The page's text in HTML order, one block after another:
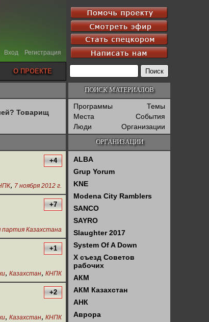
Вход Регистрация
О ПРОЕКТЕ
Товарищ
+4
, 7 ноября 2012 г.
+7
партия Казахстана
+1
, Казахстан, КНПК
+2
, Казахстан, КНПК
ПОИСК МАТЕРИАЛОВ
Программы
Темы
Места
События
Люди
Организации
ОРГАНИЗАЦИИ
ALBA
Grup Yorum
KNE
Modena City Ramblers
SANCO
SAYRO
Slaughter 2017
System Of A Down
X съезд Советов
рабочих
АКМ
АКМ Казахстан
АНК
Аврора